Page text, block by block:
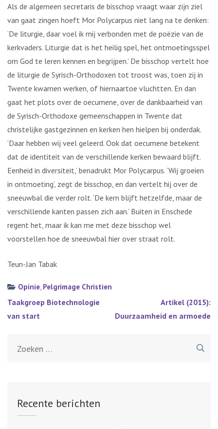
Als de algemeen secretaris de bisschop vraagt waar zijn ziel
van gaat zingen hoeft Mor Polycarpus niet lang na te denken:
‘De liturgie, daar voel ik mij verbonden met de poëzie van de
kerkvaders. Liturgie dat is het heilig spel, het ontmoetingsspel
om God te leren kennen en begrijpen.’ De bisschop vertelt hoe
de liturgie de Syrisch-Orthodoxen tot troost was, toen zij in
Twente kwamen werken, of hiernaartoe vluchtten. En dan
gaat het plots over de oecumene, over de dankbaarheid van
de Syrisch-Orthodoxe gemeenschappen in Twente dat
christelijke gastgezinnen en kerken hen hielpen bij onderdak.
‘Daar hebben wij veel geleerd. Ook dat oecumene betekent
dat de identiteit van de verschillende kerken bewaard blijft.
Eenheid in diversiteit,’ benadrukt Mor Polycarpus. ‘Wij groeien
in ontmoeting’, zegt de bisschop, en dan vertelt hij over de
sneeuwbal die verder rolt. ‘De kern blijft hetzelfde, maar de
verschillende kanten passen zich aan.’ Buiten in Enschede
regent het, maar ik kan me met deze bisschop wel
voorstellen hoe de sneeuwbal hier over straat rolt.
Teun-Jan Tabak
Opinie, Pelgrimage Christien
Bericht
navigatie
Taakgroep Biotechnologie
van start
Artikel (2015):
Duurzaamheid en armoede
Recente berichten